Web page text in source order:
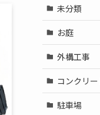
未分類
お庭
外構工事
コンクリ
駐車場